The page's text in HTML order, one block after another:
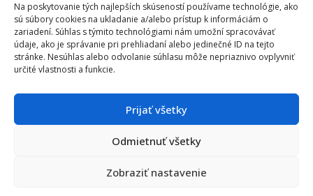
Na poskytovanie tých najlepších skúseností používame technológie, ako
sú súbory cookies na ukladanie a/alebo prístup k informáciám o
zariadení. Súhlas s týmito technológiami nám umožní spracovávať
údaje, ako je správanie pri prehliadaní alebo jedinečné ID na tejto
stránke. Nesúhlas alebo odvolanie súhlasu môže nepriaznivo ovplyvniť
určité vlastnosti a funkcie.
Prijať všetky
Odmietnuť všetky
Zobraziť nastavenie
831 04 Bratislava
IČO: 50922688
DIČ: 2120539388
IČ DPH: SK2120539388
Po – Pia: 8:00 – 16:30